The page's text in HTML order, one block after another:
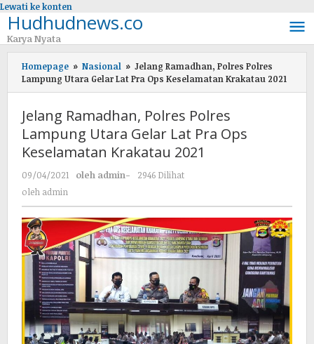
Lewati ke konten
Hudhudnews.co
Karya Nyata
Homepage » Nasional » Jelang Ramadhan, Polres Polres
Lampung Utara Gelar Lat Pra Ops Keselamatan Krakatau 2021
Jelang Ramadhan, Polres Polres
Lampung Utara Gelar Lat Pra Ops
Keselamatan Krakatau 2021
09/04/2021 oleh admin-
2946 Dilihat
oleh admin